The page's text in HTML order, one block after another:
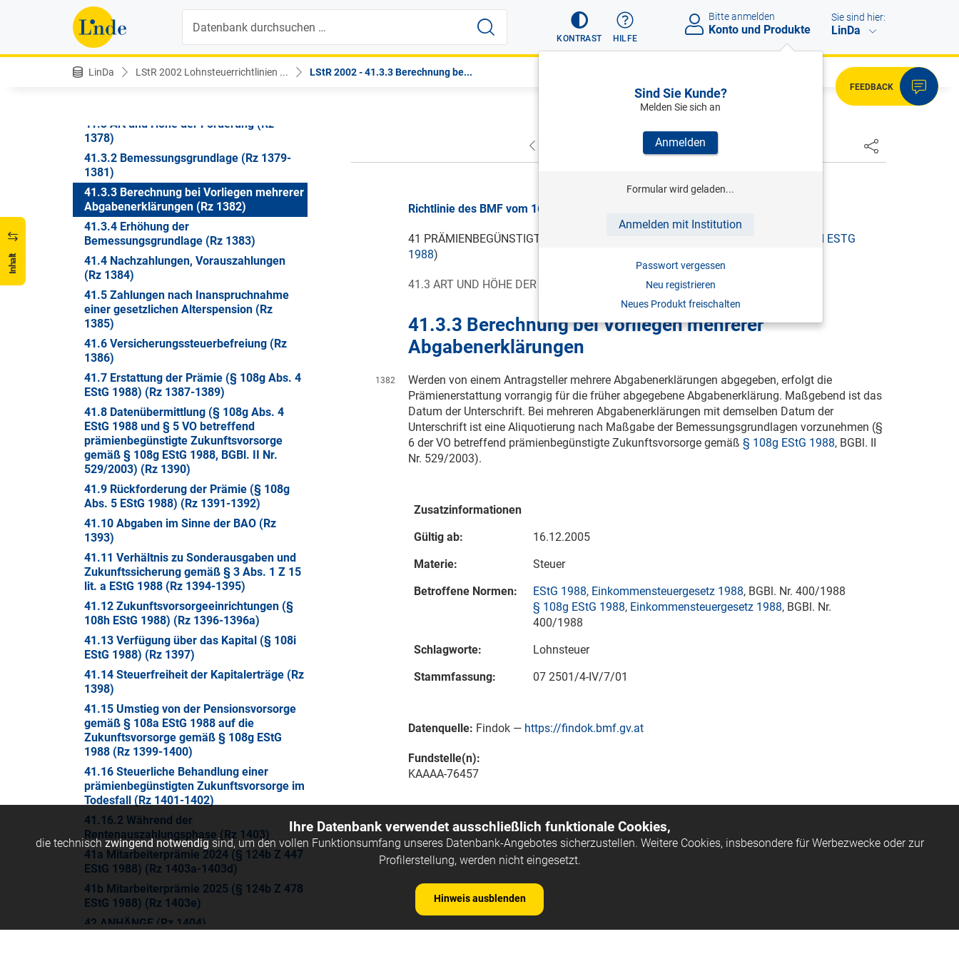
KONTRAST HILFE
Bitte anmelden
Konto und Produkte
Sind Sie Kunde?
Melden Sie sich an
Anmelden
Formular wird geladen...
Anmelden mit Institution
Passwort vergessen
Neu registrieren
Neues Produkt freischalten
Sie sind hier:
LinDa
LinDa LStR 2002 Lohnsteuerrichtlinien ... LStR 2002 - 41.3.3 Berechnung be...
FEEDBACK
Inhalt
Übertragungen von angesparten Beträgen
(Rz 1373-1374)
41.1.7 Sonderregelung für
Steuerpflichtige, die das 50. Lebensjahr
vollendet haben (Rz 1375)
41.3 Art und Höhe der Förderung (Rz
1378)
41.3.2 Bemessungsgrundlage (Rz 1379-
1381)
41.3.3 Berechnung bei Vorliegen mehrerer
Abgabenerklärungen (Rz 1382)
41.3.4 Erhöhung der
Bemessungsgrundlage (Rz 1383)
41.4 Nachzahlungen, Vorauszahlungen
(Rz 1384)
41.5 Zahlungen nach Inanspruchnahme
einer gesetzlichen Alterspension (Rz
1385)
41.6 Versicherungssteuerbefreiung (Rz
1386)
41.7 Erstattung der Prämie (§ 108g Abs. 4
EStG 1988) (Rz 1387-1389)
41.8 Datenübermittlung (§ 108g Abs. 4
EStG 1988 und § 5 VO betreffend
prämienbegünstigte Zukunftsvorsorge
gemäß § 108g EStG 1988, BGBl. II Nr.
529/2003) (Rz 1390)
41.9 Rückforderung der Prämie (§ 108g
Abs. 5 EStG 1988) (Rz 1391-1392)
41.10 Abgaben im Sinne der BAO (Rz
1393)
41.11 Verhältnis zu Sonderausgaben und
Zukunftssicherung gemäß § 3 Abs. 1 Z 15
lit. a EStG 1988 (Rz 1394-1395)
41.12 Zukunftsvorsorgeeinrichtungen (§
108h EStG 1988) (Rz 1396-1396a)
41.13 Verfügung über das Kapital (§ 108i
EStG 1988) (Rz 1397)
41.14 Steuerfreiheit der Kapitalerträge (Rz
1398)
41.15 Umstieg von der Pensionsvorsorge
gemäß § 108a EStG 1988 auf die
Zukunftsvorsorge gemäß § 108g EStG
1988 (Rz 1399-1400)
41.16 Steuerliche Behandlung einer
prämienbegünstigten Zukunftsvorsorge im
Todesfall (Rz 1401-1402)
41.16.2 Während der
Rentenauszahlungsphase (Rz 1403)
41a Mitarbeiterprämie 2024 (§ 124b Z 447
EStG 1988) (Rz 1403a-1403d)
41b Mitarbeiterprämie 2025 (§ 124b Z 478
EStG 1988) (Rz 1403e)
42 ANHÄNGE (Rz 1404)
NÄCHSTER
Richtlinie des BMF vom 16.12.2005, LStR 2002, 07 2501/4-IV/7/01
41 PRÄMIENBEGÜNSTIGTE ZUKUNFTSVORSORGE (
§ 108I ESTG
1988)
41.3 ART UND HÖHE DER FÖRDERUNG
41.3.3 Berechnung bei Vorliegen mehrerer
Abgabenerklärungen
1382
Werden von einem Antragsteller mehrere Abgabenerklärungen abgegeben, erfolgt die
Prämienerstattung vorrangig für die früher abgegebene Abgabenerklärung. Maßgebend ist das
Datum der Unterschrift. Bei mehreren Abgabenerklärungen mit demselben Datum der
Unterschrift ist eine Aliquotierung nach Maßgabe der Bemessungsgrundlagen vorzunehmen (§
6 der VO betreffend prämienbegünstigte Zukunftsvorsorge gemäß § 108g EStG 1988, BGBl. II
Nr. 529/2003).
Zusatzinformationen
Gültig ab:
16.12.2005
Materie:
Steuer
Betroffene Normen:
EStG 1988, Einkommensteuergesetz 1988, BGBl. Nr. 400/1988
§ 108g EStG 1988, Einkommensteuergesetz 1988, BGBl. Nr.
400/1988
Schlagworte:
Lohnsteuer
Stammfassung:
07 2501/4-IV/7/01
Datenquelle: Findok — https://findok.bmf.gv.at
Fundstelle(n):
KAAAA-76457
Ihre Datenbank verwendet ausschließlich funktionale Cookies,
die technischzwingend notwendigsind, um den vollen Funktionsumfang unseres Datenbank-Angebotes sicherzustellen. Weitere Cookies, insbesondere für Werbezwecke oder zur
Profilerstellung, werden nicht eingesetzt.
Hinweis ausblenden